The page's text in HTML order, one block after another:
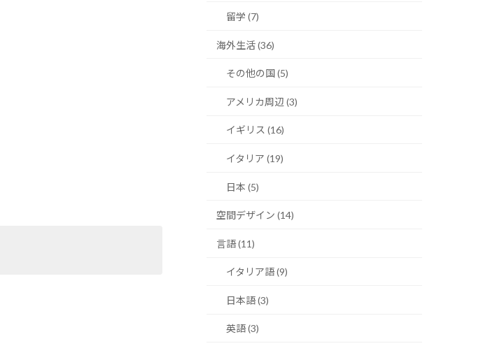
留学 (7)
海外生活 (36)
その他の国 (5)
アメリカ周辺 (3)
イギリス (16)
イタリア (19)
日本 (5)
空間デザイン (14)
言語 (11)
イタリア語 (9)
日本語 (3)
英語 (3)